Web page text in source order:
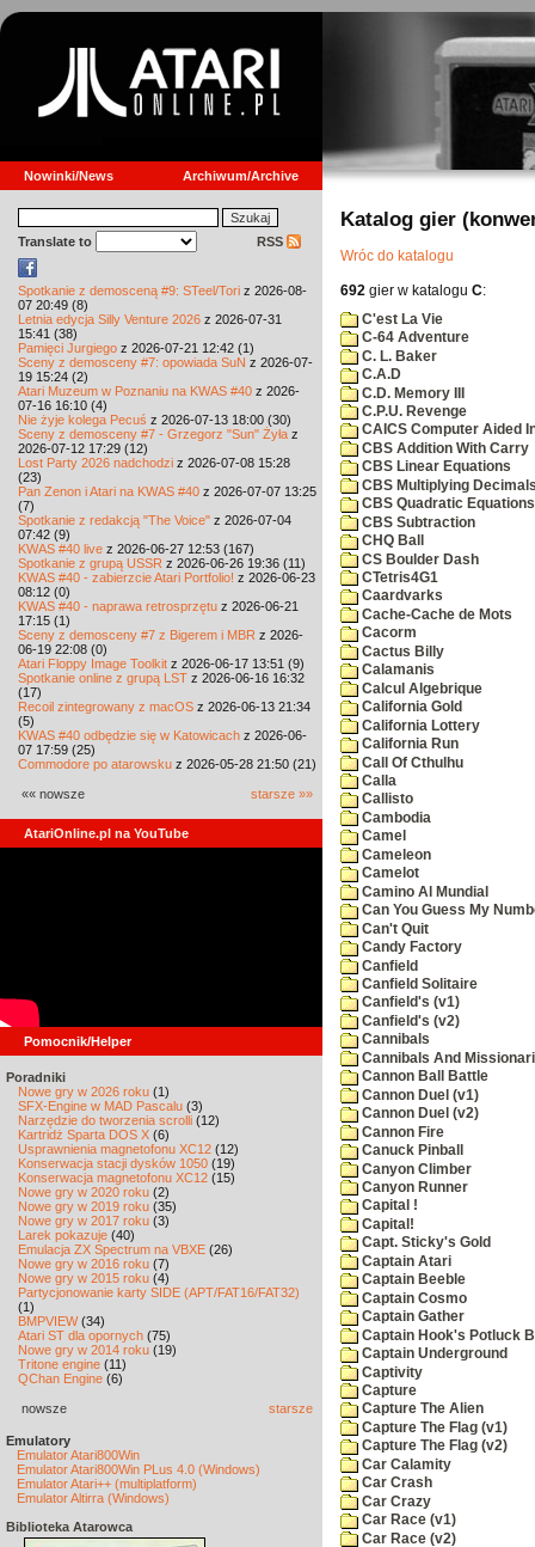
Nowinki/News Archiwum/Archive
Translate to RSS
Spotkanie z demosceną #9: STeel/Tori z 2026-08-
07 20:49 (8)
Letnia edycja Silly Venture 2026 z 2026-07-31
15:41 (38)
Pamięci Jurgiego z 2026-07-21 12:42 (1)
Sceny z demosceny #7: opowiada SuN z 2026-07-
19 15:24 (2)
Atari Muzeum w Poznaniu na KWAS #40 z 2026-
07-16 16:10 (4)
Nie żyje kolega Pecuś z 2026-07-13 18:00 (30)
Sceny z demosceny #7 - Grzegorz "Sun" Żyła z
2026-07-12 17:29 (12)
Lost Party 2026 nadchodzi z 2026-07-08 15:28
(23)
Pan Zenon i Atari na KWAS #40 z 2026-07-07 13:25
(7)
Spotkanie z redakcją "The Voice" z 2026-07-04
07:42 (9)
KWAS #40 live z 2026-06-27 12:53 (167)
Spotkanie z grupą USSR z 2026-06-26 19:36 (11)
KWAS #40 - zabierzcie Atari Portfolio! z 2026-06-23
08:12 (0)
KWAS #40 - naprawa retrosprzętu z 2026-06-21
17:15 (1)
Sceny z demosceny #7 z Bigerem i MBR z 2026-
06-19 22:08 (0)
Atari Floppy Image Toolkit z 2026-06-17 13:51 (9)
Spotkanie online z grupą LST z 2026-06-16 16:32
(17)
Recoil zintegrowany z macOS z 2026-06-13 21:34
(5)
KWAS #40 odbędzie się w Katowicach z 2026-06-
07 17:59 (25)
Commodore po atarowsku z 2026-05-28 21:50 (21)
«« nowsze starsze »»
AtariOnline.pl na YouTube
Pomocnik/Helper
Poradniki
Nowe gry w 2026 roku (1)
SFX-Engine w MAD Pascalu (3)
Narzędzie do tworzenia scrolli (12)
Kartridż Sparta DOS X (6)
Usprawnienia magnetofonu XC12 (12)
Konserwacja stacji dysków 1050 (19)
Konserwacja magnetofonu XC12 (15)
Nowe gry w 2020 roku (2)
Nowe gry w 2019 roku (35)
Nowe gry w 2017 roku (3)
Larek pokazuje (40)
Emulacja ZX Spectrum na VBXE (26)
Nowe gry w 2016 roku (7)
Nowe gry w 2015 roku (4)
Partycjonowanie karty SIDE (APT/FAT16/FAT32)
(1)
BMPVIEW(34)
Atari ST dla opornych (75)
Nowe gry w 2014 roku (19)
Tritone engine (11)
QChan Engine (6)
nowsze starsze
Emulatory
Emulator Atari800Win
Emulator Atari800Win PLus 4.0 (Windows)
Emulator Atari++ (multiplatform)
Emulator Altirra (Windows)
Biblioteka Atarowca
Katalog gier
Wróc do katalogu
692 gier w katalogu C:
C'est La Vie
C-64 Adventure
C. L. Baker
C.A.D
C.D. Memory III
C.P.U. Revenge
CAICS Computer Aided
CBS Addition With Carry
CBS Linear Equations
CBS Multiplying
CBS Quadratic Equations
CBS Subtraction
CHQ Ball
CS Boulder Dash
CTetris4G1
Caardvarks
Cache-Cache de Mots
Cacorm
Cactus Billy
Calamanis
Calcul Algebrique
California Gold
California Lottery
California Run
Call Of Cthulhu
Calla
Callisto
Cambodia
Camel
Cameleon
Camelot
Camino Al Mundial
Can You Guess My
Can't Quit
Candy Factory
Canfield
Canfield Solitaire
Canfield's (v1)
Canfield's (v2)
Cannibals
Cannibals And
Cannon Ball Battle
Cannon Duel (v1)
Cannon Duel (v2)
Cannon Fire
Canuck Pinball
Canyon Climber
Canyon Runner
Capital !
Capital!
Capt. Sticky's Gold
Captain Atari
Captain Beeble
Captain Cosmo
Captain Gather
Captain Hook's Potluck
Captain Underground
Captivity
Capture
Capture The Alien
Capture The Flag (v1)
Capture The Flag (v2)
Car Calamity
Car Crash
Car Crazy
Car Race (v1)
Car Race (v2)